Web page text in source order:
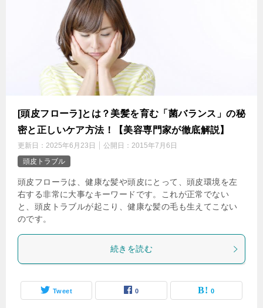
[頭皮フローラ]とは？美髪を育む「菌バランス」の秘
密と正しいケア方法！【美容専門家が徹底解説】
更新日： 2025年6月23日 公開日： 2015年7月6日
頭皮トラブル
頭皮フローラは、健康な髪や頭皮にとって、頭皮環境を左
右する非常に大事なキーワードです。これが正常でない
と、頭皮トラブルが起こり、健康な髪の毛も生えてこない
のです。
続きを読む
Tweet 0 0